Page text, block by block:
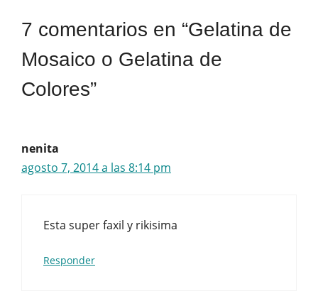
7 comentarios en “Gelatina de
Mosaico o Gelatina de
Colores”
nenita
agosto 7, 2014 a las 8:14 pm
Esta super faxil y rikisima
Responder